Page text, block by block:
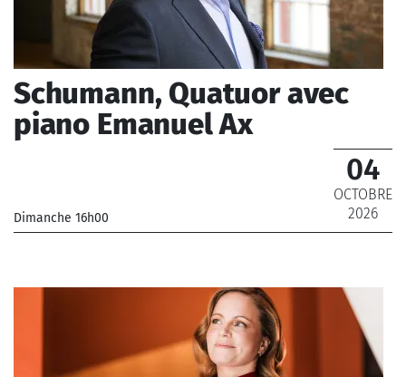
Schumann, Quatuor avec
piano Emanuel Ax
Dimanche 16h00
04
OCTOBRE
2026
_ De 12 € à 28 €